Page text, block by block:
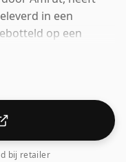
in een
op een
bij retailer